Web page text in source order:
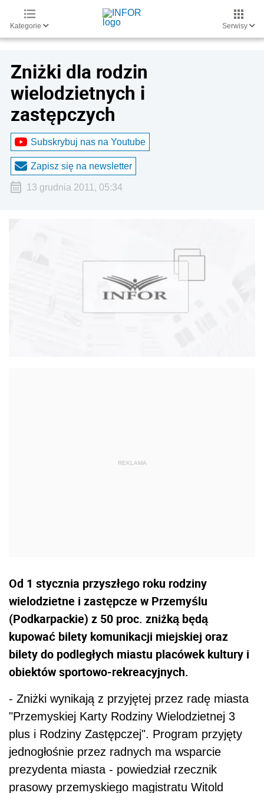
Kategorie Serwisy
Zniżki dla rodzin
wielodzietnych i
zastępczych
Subskrybuj nas na Youtube
Zapisz się na newsletter
13 grudnia 2011, 05:34
Od 1 stycznia przyszłego roku rodziny
wielodzietne i zastępcze w Przemyślu
(Podkarpackie) z 50 proc. zniżką będą
kupować bilety komunikacji miejskiej oraz
bilety do podległych miastu placówek kultury i
obiektów sportowo-rekreacyjnych.
- Zniżki wynikają z przyjętej przez radę miasta
"Przemyskiej Karty Rodziny Wielodzietnej 3
plus i Rodziny Zastępczej". Program przyjęty
jednogłośnie przez radnych ma wsparcie
prezydenta miasta - powiedział rzecznik
prasowy przemyskiego magistratu Witold